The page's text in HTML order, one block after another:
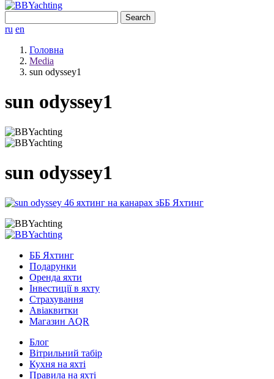
for:
ru en
Головна
Media
sun odyssey1
sun odyssey1
sun odyssey1
ББ Яхтинг
Подарунки
Оренда яхти
Інвестиції в яхту
Страхування
Авіаквитки
Магазин AQR
Блог
Вітрильний табір
Кухня на яхті
Правила на яхті